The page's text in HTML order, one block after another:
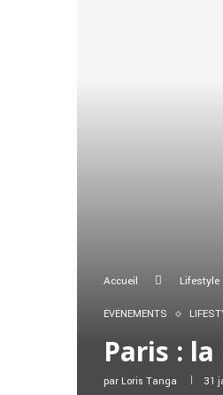
Accueil Lifestyle
ÉVÉNEMENTS
Paris :
par Loris Tanga 31